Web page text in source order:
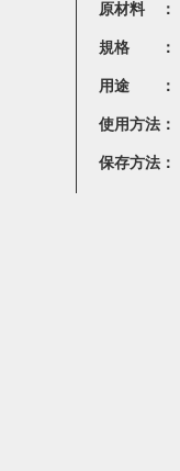
原材料 ：
規格 ：
用途 ：
使用方法：
保存方法：